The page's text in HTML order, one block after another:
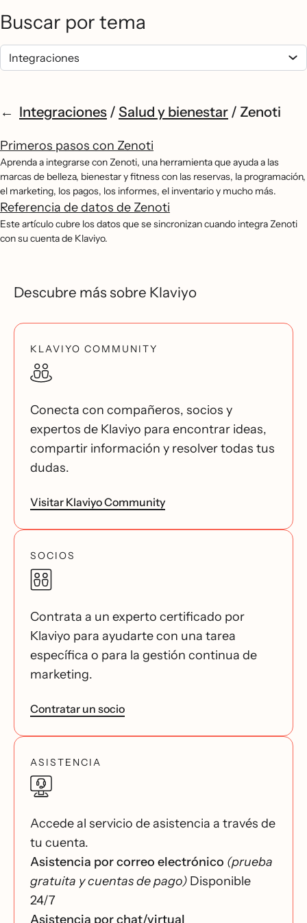
Buscar por tema
Integraciones / Salud y bienestar / Zenoti
Primeros pasos con Zenoti
Aprenda a integrarse con Zenoti, una herramienta que ayuda a las
marcas de belleza, bienestar y fitness con las reservas, la programación,
el marketing, los pagos, los informes, el inventario y mucho más.
Referencia de datos de Zenoti
Este artículo cubre los datos que se sincronizan cuando integra Zenoti
con su cuenta de Klaviyo.
Descubre más sobre Klaviyo
KLAVIYO COMMUNITY
Conecta con compañeros, socios y
expertos de Klaviyo para encontrar ideas,
compartir información y resolver todas tus
dudas.
Visitar Klaviyo Community
SOCIOS
Contrata a un experto certificado por
Klaviyo para ayudarte con una tarea
específica o para la gestión continua de
marketing.
Contratar un socio
ASISTENCIA
Accede al servicio de asistencia a través de
tu cuenta.
Asistencia por correo electrónico (prueba
gratuita y cuentas de pago) Disponible
24/7
Asistencia por chat/virtual